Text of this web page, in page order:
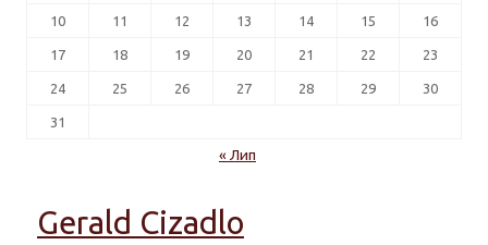
10 11 12 13 14 15 16
17 18 19 20 21 22 23
24 25 26 27 28 29 30
31
« Лип
Gerald Cizadlo